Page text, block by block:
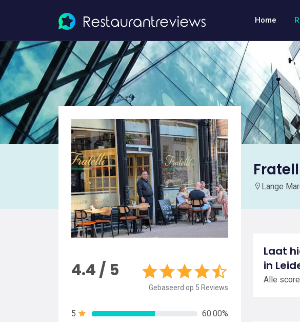
Home
Lange
4.4 / 5
Gebaseerd op 5 Reviews
5
60.00%
Laat
in
Alle